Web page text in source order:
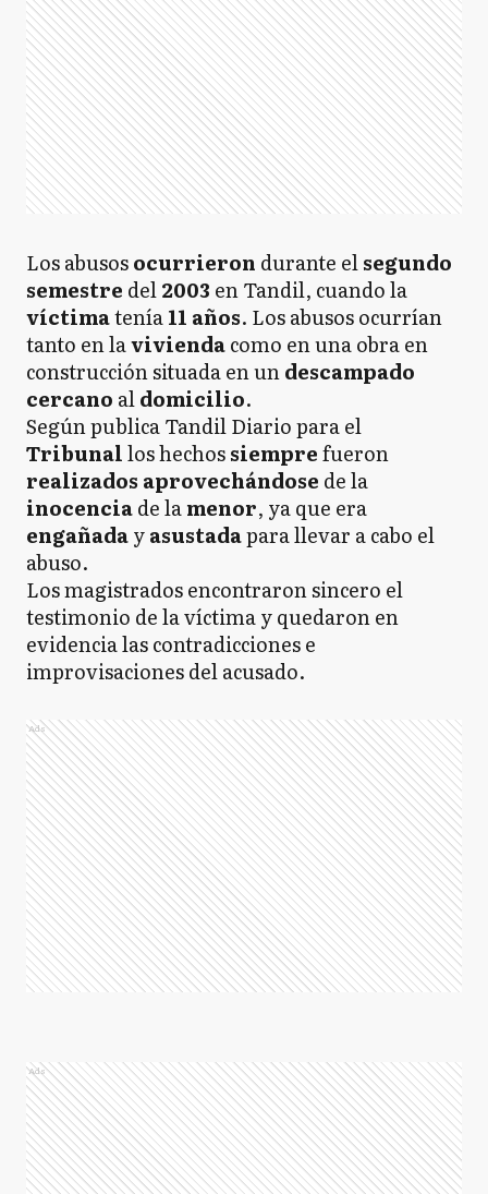
Los abusosocurrieron durante elsegundo
semestre del2003 en Tandil, cuando la
víctimatenía11 años. Los abusos ocurrían
tanto en laviviendacomo en una obra en
construcción situada en undescampado
cercano aldomicilio.
Según publica Tandil Diario para el
Tribunallos hechossiemprefueron
realizados aprovechándose de la
inocenciade lamenor, ya que era
engañadayasustadapara llevar a cabo el
abuso.
Los magistrados encontraron sincero el
testimonio de la víctima y quedaron en
evidencia las contradicciones e
improvisaciones del acusado.
Ads
Ads